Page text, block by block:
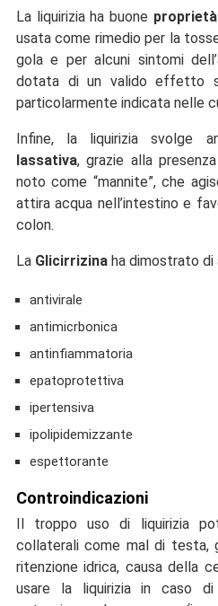
La liquirizia ha buone
usata come rimedio per la
gola e per alcuni sintomi
dotata di un valido effetto
particolarmente indicata nelle
Infine, la liquirizia svolge
lassativa, grazie alla
noto come “mannite”, che
attira acqua nell’intestino e
colon.
La Glicirrizina ha dimostrato di
antivirale
antimicrbonica
antinfiammatoria
epatoprotettiva
ipertensiva
ipolipidemizzante
espettorante
Controindicazioni
Il troppo uso di liquirizia
collaterali come mal di testa,
ritenzione idrica, causa della
usare la liquirizia in caso di